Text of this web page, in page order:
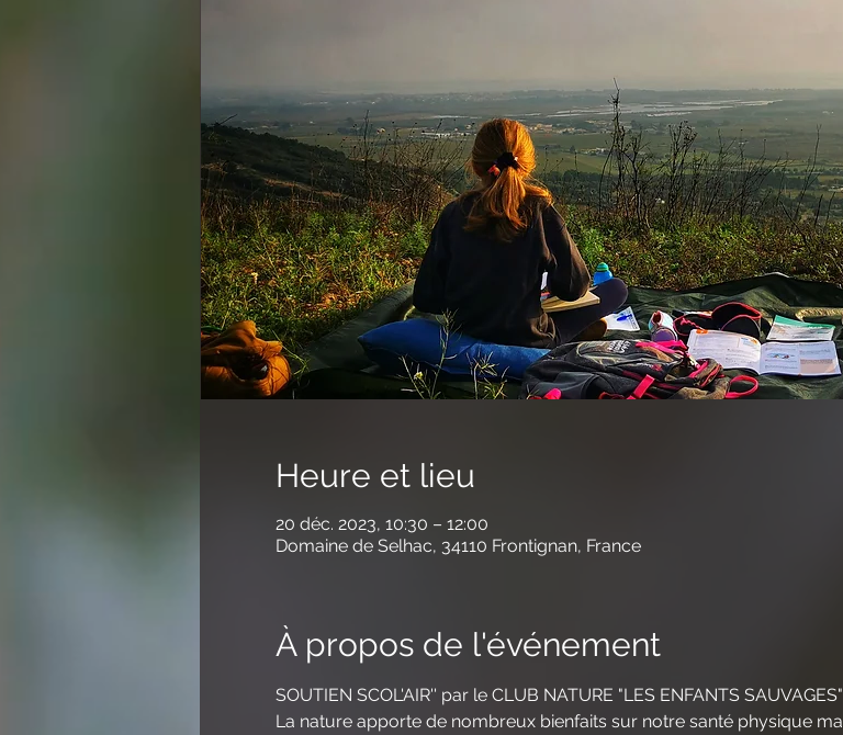
Heure et lieu
20 déc. 2023, 10:30 – 12:00
Domaine de Selhac, 34110 Frontignan, France
À propos de l'événement
SOUTIEN SCOL'AIR'' par le CLUB NATURE "LES ENFANTS SAUVAGES"
La nature apporte de nombreux bienfaits sur notre santé physique